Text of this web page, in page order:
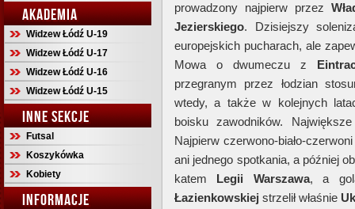
AKADEMIA
Widzew Łódź U-19
Widzew Łódź U-17
Widzew Łódź U-16
Widzew Łódź U-15
INNE SEKCJE
Futsal
Koszykówka
Kobiety
INFORMACJE
prowadzony najpierw przez
Jezierskiego. Dzisiejszy
europejskich pucharach, ale
Mowa o dwumeczu z
przegranym przez łodzian
wtedy, a także w kolejnych
boisku zawodników.
Najpierw czerwono-biało-
ani jednego spotkania, a później
katem Legii Warszawa, a
Łazienkowskiej strzelił właśnie